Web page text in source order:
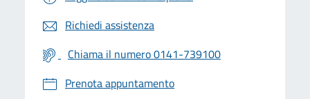
Richiedi assistenza
Chiama il numero 0141-739100
Prenota appuntamento